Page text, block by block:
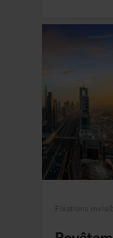
Fixations